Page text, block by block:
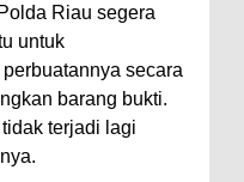
Riau segera
untuk
secara
barang bukti.
terjadi lagi